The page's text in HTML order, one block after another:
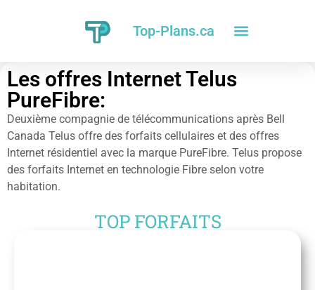
Top-Plans.ca
Les offres Internet Telus
PureFibre:
Deuxième compagnie de télécommunications après Bell
Canada Telus offre des forfaits cellulaires et des offres
Internet résidentiel avec la marque PureFibre. Telus propose
des forfaits Internet en technologie Fibre selon votre
habitation.
TOP FORFAITS